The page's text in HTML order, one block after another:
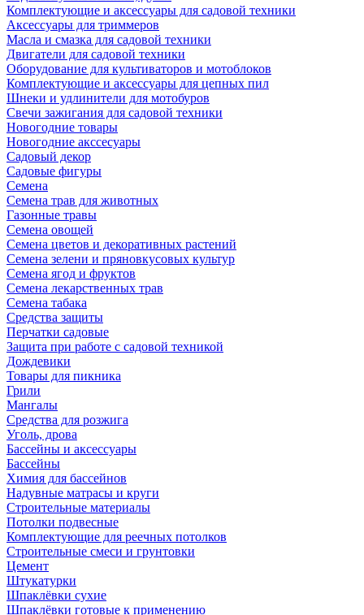
Комплектующие и аксессуары для садовой техники
Аксессуары для триммеров
Масла и смазка для садовой техники
Двигатели для садовой техники
Оборудование для культиваторов и мотоблоков
Комплектующие и аксессуары для цепных пил
Шнеки и удлинители для мотобуров
Свечи зажигания для садовой техники
Новогодние товары
Новогодние акссесуары
Садовый декор
Садовые фигуры
Семена
Семена трав для животных
Газонные травы
Семена овощей
Семена цветов и декоративных растений
Семена зелени и пряновкусовых культур
Семена ягод и фруктов
Семена лекарственных трав
Семена табака
Средства защиты
Перчатки садовые
Защита при работе с садовой техникой
Дождевики
Товары для пикника
Грили
Мангалы
Средства для розжига
Уголь, дрова
Бассейны и аксессуары
Бассейны
Химия для бассейнов
Надувные матрасы и круги
Строительные материалы
Потолки подвесные
Комплектующие для реечных потолков
Строительные смеси и грунтовки
Цемент
Штукатурки
Шпаклёвки сухие
Шпаклёвки готовые к применению